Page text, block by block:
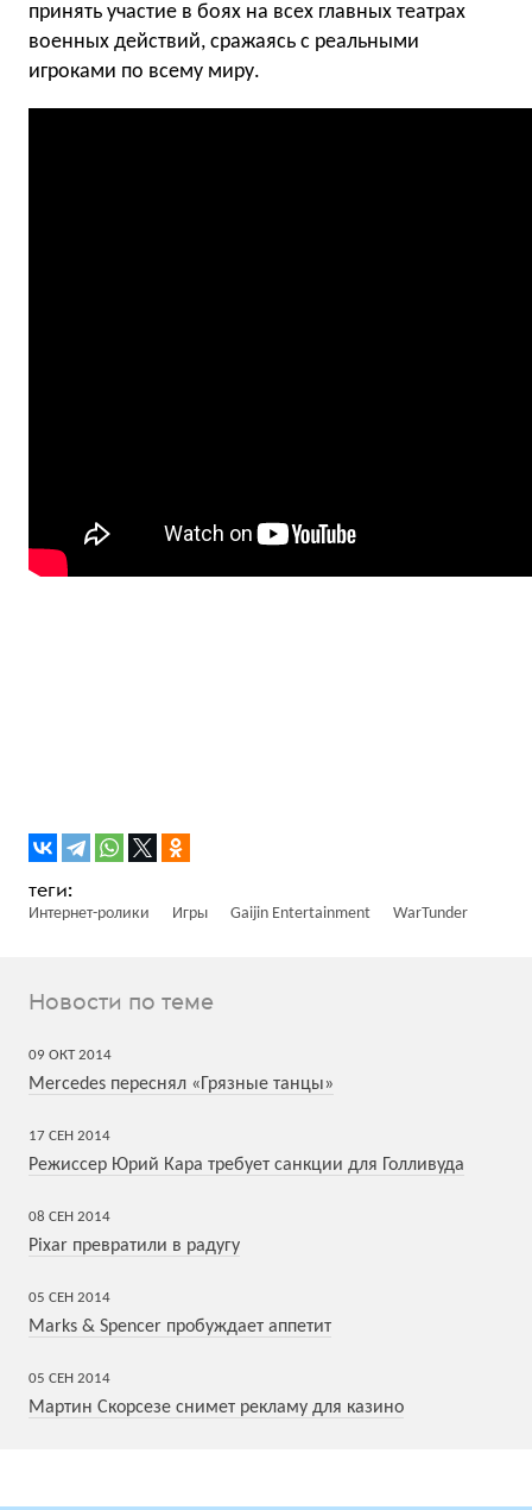
принять участие в боях на всех главных театрах
военных действий, сражаясь с реальными
игроками по всему миру.
Интернет-ролики Игры Gaijin Entertainment WarTunder
Новости по теме
09 ОКТ 2014
Mercedes переснял «Грязные танцы»
17 СЕН 2014
Режиссер Юрий Кара требует санкции для Голливуда
08 СЕН 2014
Pixar превратили в радугу
05 СЕН 2014
Marks & Spencer пробуждает аппетит
05 СЕН 2014
Мартин Скорсезе снимет рекламу для казино